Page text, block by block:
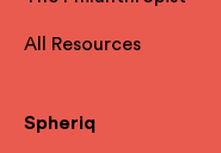
All Resources
Spheriq